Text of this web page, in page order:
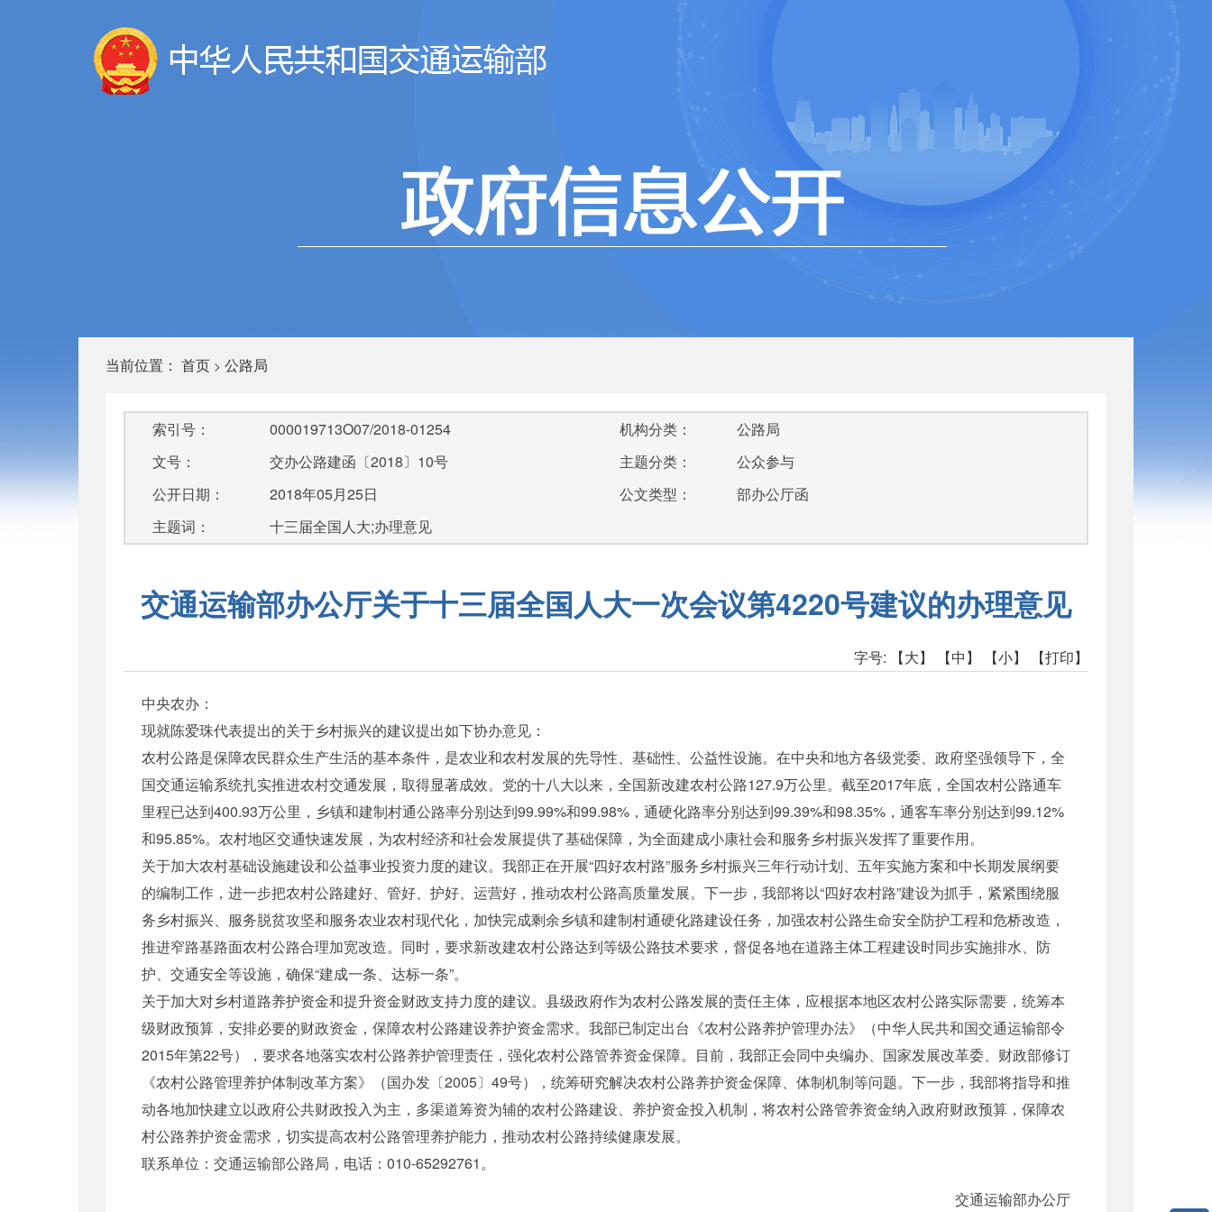
当前位置： 首页 > 公路局
索引号：
000019713O07/2018-01254
文号：
交办公路建函〔2018〕10号
公开日期：
2018年05月25日
主题词：
十三届全国人大;办理意见
机构分类：
公路局
主题分类：
公众参与
公文类型：
部办公厅函
交通运输部办公厅关于十三届全国人大一次会议第4220号建议的办理意见
字号: 【大】 【中】 【小】 【打印】
中央农办：
现就陈爱珠代表提出的关于乡村振兴的建议提出如下协办意见：
农村公路是保障农民群众生产生活的基本条件，是农业和农村发展的先导性、基础性、公益性设施。在中央和地方各级党委、政府坚强领导下，全
国交通运输系统扎实推进农村交通发展，取得显著成效。党的十八大以来，全国新改建农村公路127.9万公里。截至2017年底，全国农村公路通车
里程已达到400.93万公里，乡镇和建制村通公路率分别达到99.99%和99.98%，通硬化路率分别达到99.39%和98.35%，通客车率分别达到99.12%
和95.85%。农村地区交通快速发展，为农村经济和社会发展提供了基础保障，为全面建成小康社会和服务乡村振兴发挥了重要作用。
关于加大农村基础设施建设和公益事业投资力度的建议。我部正在开展“四好农村路”服务乡村振兴三年行动计划、五年实施方案和中长期发展纲要
的编制工作，进一步把农村公路建好、管好、护好、运营好，推动农村公路高质量发展。下一步，我部将以“四好农村路”建设为抓手，紧紧围绕服
务乡村振兴、服务脱贫攻坚和服务农业农村现代化，加快完成剩余乡镇和建制村通硬化路建设任务，加强农村公路生命安全防护工程和危桥改造，
推进窄路基路面农村公路合理加宽改造。同时，要求新改建农村公路达到等级公路技术要求，督促各地在道路主体工程建设时同步实施排水、防
护、交通安全等设施，确保“建成一条、达标一条”。
关于加大对乡村道路养护资金和提升资金财政支持力度的建议。县级政府作为农村公路发展的责任主体，应根据本地区农村公路实际需要，统筹本
级财政预算，安排必要的财政资金，保障农村公路建设养护资金需求。我部已制定出台《农村公路养护管理办法》（中华人民共和国交通运输部令
2015年第22号），要求各地落实农村公路养护管理责任，强化农村公路管养资金保障。目前，我部正会同中央编办、国家发展改革委、财政部修订
《农村公路管理养护体制改革方案》（国办发〔2005〕49号），统筹研究解决农村公路养护资金保障、体制机制等问题。下一步，我部将指导和推
动各地加快建立以政府公共财政投入为主，多渠道筹资为辅的农村公路建设、养护资金投入机制，将农村公路管养资金纳入政府财政预算，保障农
村公路养护资金需求，切实提高农村公路管理养护能力，推动农村公路持续健康发展。
联系单位：交通运输部公路局，电话：010-65292761。
交通运输部办公厅